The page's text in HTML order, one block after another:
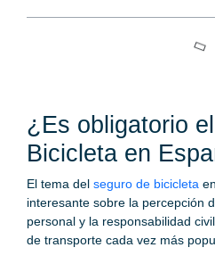
¿Es obligatorio
Bicicleta en
El tema del seguro de bicicleta
interesante sobre la percepción
personal y la responsabilidad
de transporte cada vez más